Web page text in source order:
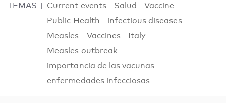
TEMAS Current events Salud
Vaccine
Public Health
infectious diseases
Measles
Vaccines
Italy
Measles outbreak
importancia de las vacunas
enfermedades infecciosas